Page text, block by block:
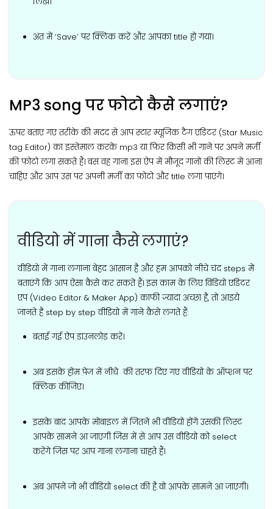
अंत में ‘Save’ पर क्लिक करें और आपका title हो गया।
MP3 song पर फोटो कैसे लगाएं?
ऊपर बताए गए तरीके की मदद से आप स्टार म्यूजिक टैग एडिटर (Star Music
tag Editor) का इस्तेमाल करके mp3 या फिर किसी भी गाने पर अपने मर्ज़ी
की फोटो लगा सकते हैं। बस वह गाना इस ऐप में मौजूद गानों की लिस्ट में आना
चाहिए और आप उस पर अपनी मर्ज़ी का फोटो और title लगा पाएंगे।
वीडियो में गाना कैसे लगाएं?
वीडियो में गाना लगाना बेहद आसान है और हम आपको नीचे चंद steps में
बताएंगे कि आप ऐसा कैसे कर सकते हैं। इस काम के लिए विडियो एडिटर
एप (Video Editor & Maker App) काफी ज्यादा अच्छा है, तो आइये
जानते है step by step वीडियो में गाने कैसे लगते हैं:
बताई गई ऐप डाउनलोड करें।
अब इसके होम पेज में नीचे की तरफ दिए गए वीडियो के ऑप्शन पर
क्लिक कीजिए।
इसके बाद आपके मोबाइल में जितने भी वीडियो होंगे उसकी लिस्ट
आपके सामने आ जाएगी जिस में से आप उस वीडियो को select
करेंगे जिस पर आप गाना लगाना चाहते हैं।
अब आपने जो भी वीडियो select की है वो आपके सामने आ जाएगी।